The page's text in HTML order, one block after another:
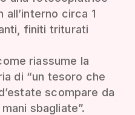
circa 1
finiti triturati
riassume la
di “un tesoro che
scompare da
sbagliate”.